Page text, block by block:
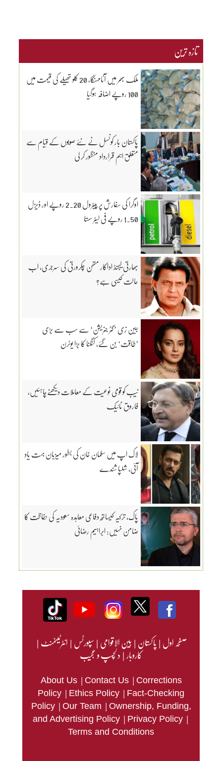
تازہ ترین
ملک بھر میں آٹامہنگا، 20 کلو تھیلے کی قیمت میں
100 روپے اضافہ ہوگیا
پاکستان بار کونسل نے نئے صوبوں کے قیام سے
متعلق اہم قرارداد منظور کر لی
اوگرا کی سفارش پر پیٹرول 2.20 روپے اور ڈیزل
1.50 روپے فی لیٹر سستا
بھارتی لیجنڈ اداکار متھن چکرورتی کی سرجری، اب
حالت کیسی ہے؟
جین زی ’گٹر جنریشن‘ سے سب سے بڑی
’طاقت‘ بن گئے، کنگنا کا بڑا یوٹرن
نیب کو قومی نوعیت کے معاملات دیکھنےچاہئیں،
فاروق نائیک
لاک اپ میں سلمان خان کی بطور میزبان بہت یاد
آئی، شلپا شندے
پاک، ترکیہ کیساتھ دفاعی معاہدہ سعودیہ کی حفاظت کا
ضامن نہیں: ابراہیم رضائی
صفحہ اول|پاکستان|بین الاقوامی|سپورٹس|انٹرٹینمنٹ|
کاروبار|دلچسپ و عجیب
About Us | Contact Us | Corrections
Policy | Ethics Policy | Fact-Checking
Policy | Our Team | Ownership, Funding,
and Advertising Policy | Privacy Policy |
Terms and Conditions